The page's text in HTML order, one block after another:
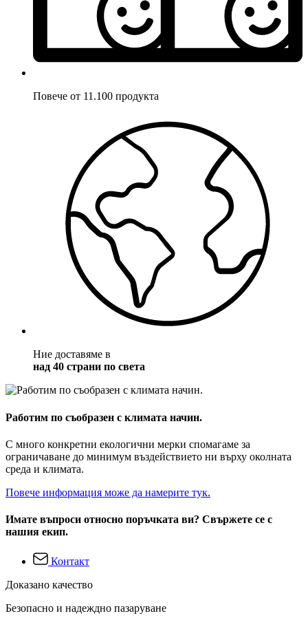
Повече от 11.100 продукта
Ние доставяме в
над 40 страни по света
Работим по съобразен с климата начин.
С много конкретни екологични мерки спомагаме за
ограничаване до минимум въздействието ни върху околната
среда и климата.
Повече информация може да намерите тук.
Имате въпроси относно поръчката ви? Свържете се с
нашия екип.
Контакт
Доказано качество
Безопасно и надеждно пазаруване